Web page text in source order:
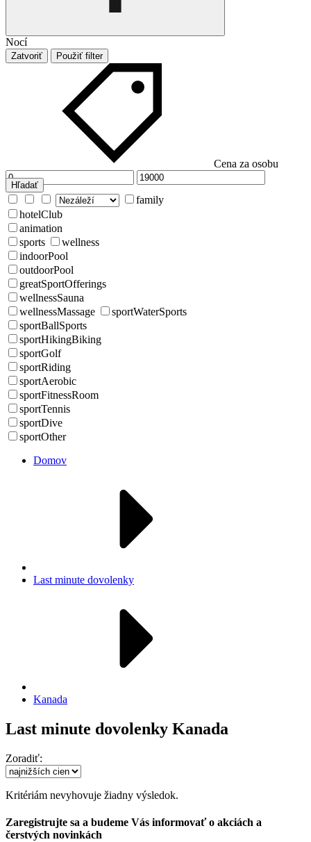
Nocí
Zatvoriť Použiť filter
Cena za osobu
Hľadať
family
hotelClub
animation
sports
wellness
indoorPool
outdoorPool
greatSportOfferings
wellnessSauna
wellnessMassage
sportWaterSports
sportBallSports
sportHikingBiking
sportGolf
sportRiding
sportAerobic
sportFitnessRoom
sportTennis
sportDive
sportOther
Domov
Last minute dovolenky
Kanada
Last minute dovolenky Kanada
Zoradiť:
Kritériám nevyhovuje žiadny výsledok.
Zaregistrujte sa a budeme Vás informovať o akciách a
čerstvých novinkách